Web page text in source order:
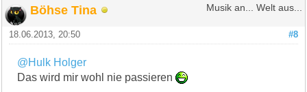
Böhse Tina Musik an... Welt aus...
#8
18.06.2013, 20:50
@Hulk Holger
Das wird mir wohl nie passieren